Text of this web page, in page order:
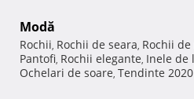
Modă
Rochii, Rochii de seara, Rochii
Pantofi, Rochii elegante, Inele de
Ochelari de soare, Tendinte 2020